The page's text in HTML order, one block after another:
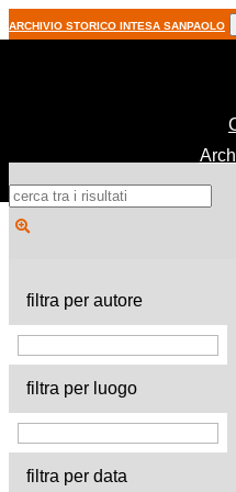
ARCHIVIO STORICO INTESA SANPAOLO
filtra per autore
filtra per luogo
filtra per data